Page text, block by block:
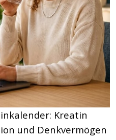
Kreatin
und Denkvermögen